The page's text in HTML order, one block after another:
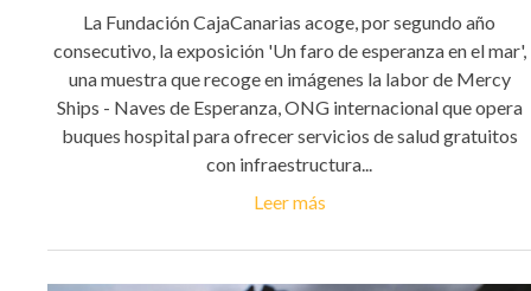
La Fundación CajaCanarias acoge, por segundo año
consecutivo, la exposición 'Un faro de esperanza en el mar',
una muestra que recoge en imágenes la labor de Mercy
Ships - Naves de Esperanza, ONG internacional que opera
buques hospital para ofrecer servicios de salud gratuitos
con infraestructura...
Leer más